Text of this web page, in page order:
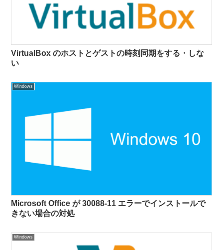
VirtualBox のホストとゲストの時刻同期をする・しな
い
Windows
Microsoft Office が 30088-11 エラーでインストールで
きない場合の対処
Windows